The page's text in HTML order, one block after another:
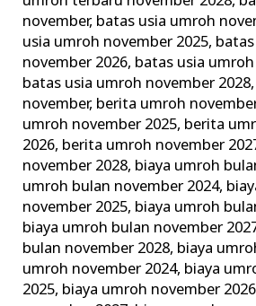
november, batas usia umroh
usia umroh november 2025,
november 2026, batas usia
batas usia umroh november 2028,
november, berita umroh
umroh november 2025, berita
2026, berita umroh november
november 2028, biaya umroh
umroh bulan november 2024,
november 2025, biaya umroh
biaya umroh bulan november
bulan november 2028, biaya
umroh november 2024, biaya
2025, biaya umroh november 2026